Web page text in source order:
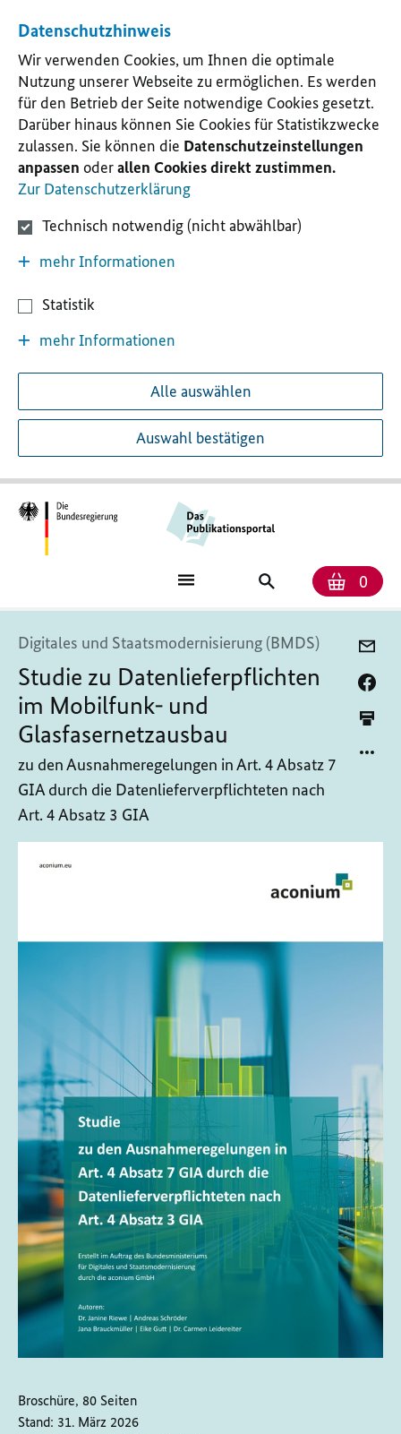
Datenschutzhinweis
Wir verwenden Cookies, um Ihnen die optimale
Nutzung unserer Webseite zu ermöglichen. Es werden
für den Betrieb der Seite notwendige Cookies gesetzt.
Darüber hinaus können Sie Cookies für Statistikzwecke
zulassen. Sie können die Datenschutzeinstellungen
anpassen oderallen Cookies direkt zustimmen.
Zur Datenschutzerklärung
Technisch notwendig (nicht abwählbar)
mehr Informationen
Statistik
mehr Informationen
Alle auswählen
Auswahl bestätigen
0
Digitales und Staatsmodernisierung (BMDS)
Studie zu Datenlieferpflichten
im Mobilfunk- und
Glasfasernetzausbau
zu den Ausnahmeregelungen in Art. 4 Absatz 7
GIA durch die Datenlieferverpflichteten nach
Art. 4 Absatz 3 GIA
Broschüre, 80 Seiten
Stand: 31. März 2026